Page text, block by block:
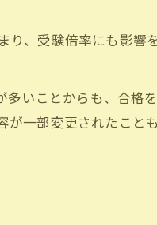
準備ポイント
押さえたい準備方法
るための勉強計画
試験の成功法
、受験倍率にも影響
いことからも、合格
一部変更されたこと